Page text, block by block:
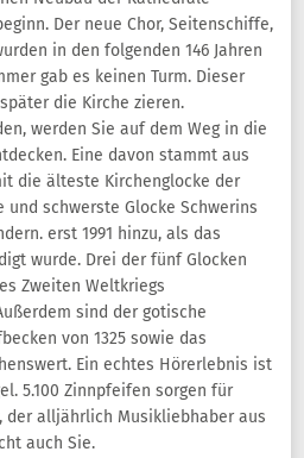
Der neue Chor, Seitenschiffe,
in den folgenden 146 Jahren
gab es keinen Turm. Dieser
die Kirche zieren.
werden Sie auf dem Weg in die
Eine davon stammt aus
die älteste Kirchenglocke der
und schwerste Glocke Schwerins
erst 1991 hinzu, als das
wurde. Drei der fünf Glocken
Zweiten Weltkriegs
sind der gotische
von 1325 sowie das
Ein echtes Hörerlebnis ist
5.100 Zinnpfeifen sorgen für
der alljährlich Musikliebhaber aus
auch Sie.